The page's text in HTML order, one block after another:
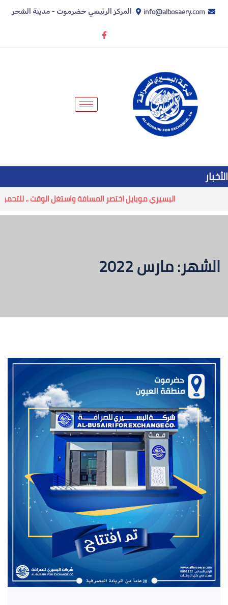
info@albosaery.com المركز الرئيسي حضرموت - مدينة الشحر
الأخبار
البسيري موبايل اختصر المسافة واستغل الوقت .. للتحميل
الشهر:مارس 2022